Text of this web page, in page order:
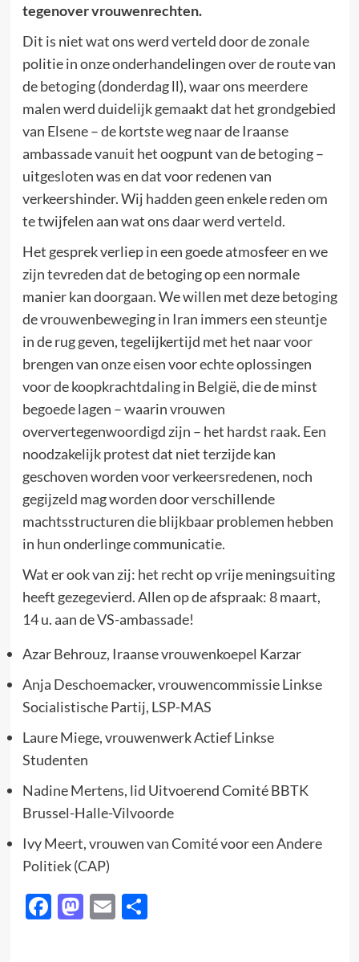
tegenover vrouwenrechten.
Dit is niet wat ons werd verteld door de zonale
politie in onze onderhandelingen over de route van
de betoging (donderdag ll), waar ons meerdere
malen werd duidelijk gemaakt dat het grondgebied
van Elsene – de kortste weg naar de Iraanse
ambassade vanuit het oogpunt van de betoging –
uitgesloten was en dat voor redenen van
verkeershinder. Wij hadden geen enkele reden om
te twijfelen aan wat ons daar werd verteld.
Het gesprek verliep in een goede atmosfeer en we
zijn tevreden dat de betoging op een normale
manier kan doorgaan. We willen met deze betoging
de vrouwenbeweging in Iran immers een steuntje
in de rug geven, tegelijkertijd met het naar voor
brengen van onze eisen voor echte oplossingen
voor de koopkrachtdaling in België, die de minst
begoede lagen – waarin vrouwen
oververtegenwoordigd zijn – het hardst raak. Een
noodzakelijk protest dat niet terzijde kan
geschoven worden voor verkeersredenen, noch
gegijzeld mag worden door verschillende
machtsstructuren die blijkbaar problemen hebben
in hun onderlinge communicatie.
Wat er ook van zij: het recht op vrije meningsuiting
heeft gezegevierd. Allen op de afspraak: 8 maart,
14 u. aan de VS-ambassade!
Azar Behrouz, Iraanse vrouwenkoepel Karzar
Anja Deschoemacker, vrouwencommissie Linkse
Socialistische Partij, LSP-MAS
Laure Miege, vrouwenwerk Actief Linkse
Studenten
Nadine Mertens, lid Uitvoerend Comité BBTK
Brussel-Halle-Vilvoorde
Ivy Meert, vrouwen van Comité voor een Andere
Politiek (CAP)
Facebook
Mastodon
EmailDelen